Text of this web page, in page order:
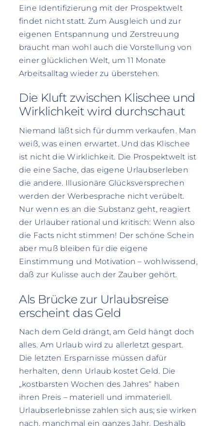
Eine Identifizierung mit der Prospektwelt
findet nicht statt. Zum Ausgleich und zur
eigenen Entspannung und Zerstreuung
braucht man wohl auch die Vorstellung von
einer glücklichen Welt, um 11 Monate
Arbeitsalltag wieder zu überstehen.
Die Kluft zwischen Klischee und
Wirklichkeit wird durchschaut
Niemand läßt sich für dumm verkaufen. Man
weiß, was einen erwartet. Und das Klischee
ist nicht die Wirklichkeit. Die Prospektwelt ist
die eine Sache, das eigene Urlaubserleben
die andere. Illusionäre Glücksversprechen
werden der Werbesprache nicht verübelt.
Nur wenn es an die Substanz geht, reagiert
der Urlauber rational und kritisch: Wenn also
die Facts nicht stimmen! Der schöne Schein
aber muß bleiben für die eigene
Einstimmung und Motivation – wohlwissend,
daß zur Kulisse auch der Zauber gehört.
Als Brücke zur Urlaubsreise
erscheint das Geld
Nach dem Geld drängt, am Geld hängt doch
alles. Am Urlaub wird zu allerletzt gespart.
Die letzten Ersparnisse müssen dafür
herhalten, denn Urlaub kostet Geld. Die
„kostbarsten Wochen des Jahres“ haben
ihren Preis – materiell und immateriell.
Urlaubserlebnisse zahlen sich aus; sie wirken
nach, manchmal ein ganzes Jahr. Deshalb